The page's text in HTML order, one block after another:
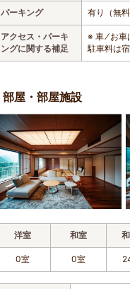
パーキング 有り（無料
アクセス・パーキ
ングに関する補足
※ 車 ⁄ お
駐車料は
部屋・部屋施設
洋室 和室
0室 0室